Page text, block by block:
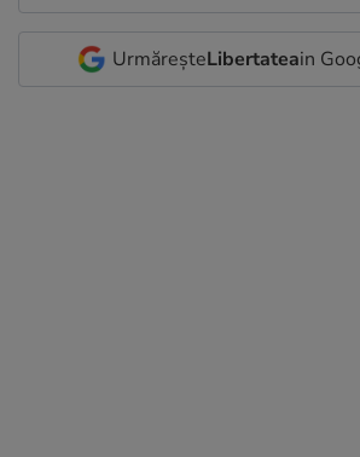
UrmăreșteLibertateain